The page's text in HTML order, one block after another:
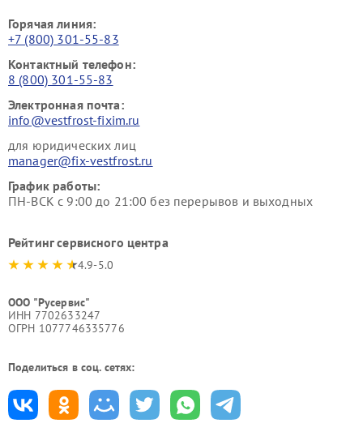
Горячая линия:
+7 (800) 301-55-83
Контактный телефон:
8 (800) 301-55-83
Электронная почта:
info@vestfrost-fixim.ru
для юридических лиц
manager@fix-vestfrost.ru
График работы:
ПН-ВСК с 9:00 до 21:00 без перерывов и выходных
Рейтинг сервисного центра
4.9-5.0
ООО "Русервис"
ИНН 7702633247
ОГРН 1077746335776
Поделиться в соц. сетях: